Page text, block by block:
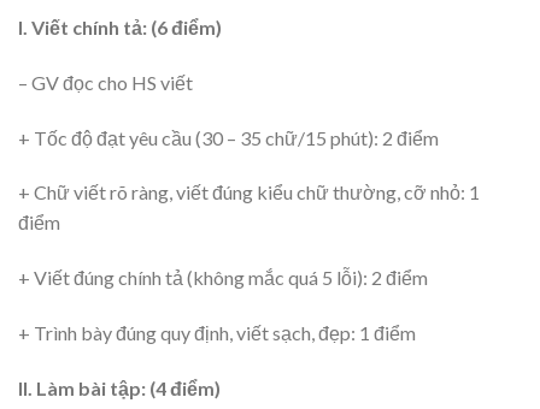
I. Viết chính tả: (6 điểm)
– GV đọc cho HS viết
+ Tốc độ đạt yêu cầu (30 – 35 chữ/15 phút): 2 điểm
+ Chữ viết rõ ràng, viết đúng kiểu chữ thường, cỡ nhỏ: 1
điểm
+ Viết đúng chính tả (không mắc quá 5 lỗi): 2 điểm
+ Trình bày đúng quy định, viết sạch, đẹp: 1 điểm
II. Làm bài tập: (4 điểm)